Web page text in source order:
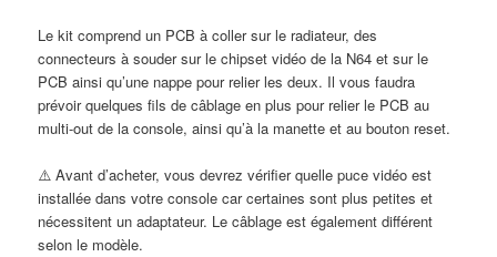
Le kit comprend un PCB à coller sur le radiateur, des
connecteurs à souder sur le chipset vidéo de la N64 et sur le
PCB ainsi qu’une nappe pour relier les deux. Il vous faudra
prévoir quelques fils de câblage en plus pour relier le PCB au
multi-out de la console, ainsi qu’à la manette et au bouton reset.
⚠️ Avant d’acheter, vous devrez vérifier quelle puce vidéo est
installée dans votre console car certaines sont plus petites et
nécessitent un adaptateur. Le câblage est également différent
selon le modèle.